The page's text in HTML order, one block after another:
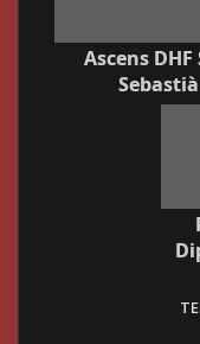
Ascens DHF
Sebastià